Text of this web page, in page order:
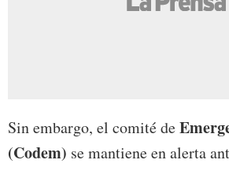
Sin embargo, el comité de
(Codem) se mantiene en alerta